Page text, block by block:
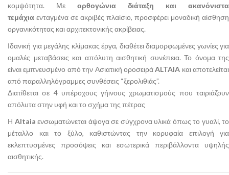
κομψότητα. Με ορθογώνια διάταξη και ακανόνιστα
τεμάχια ενταγμένα σε ακριβές πλαίσιο, προσφέρει μοναδική αίσθηση
οργανικότητας και αρχιτεκτονικής ακρίβειας.
Ιδανική για μεγάλης κλίμακας έργα, διαθέτει διαμορφωμένες γωνίες για
ομαλές μεταβάσεις και απόλυτη αισθητική συνέπεια. Το όνομα της
είναι εμπνευσμένο από την Ασιατική οροσειράALTAIA και αποτελείται
από παραλληλόγραμμες συνθέσεις “ξερολιθιάς”.
Διατίθεται σε 4 υπέροχους γήινους χρωματισμούς που ταιριάζουν
απόλυτα στην υφή και το σχήμα της πέτρας
Η Altaia ενσωματώνεται άψογα σε σύγχρονα υλικά όπως το γυαλί, το
μέταλλο και το ξύλο, καθιστώντας την κορυφαία επιλογή για
εκλεπτυσμένες προσόψεις και εσωτερικά περιβάλλοντα υψηλής
αισθητικής.